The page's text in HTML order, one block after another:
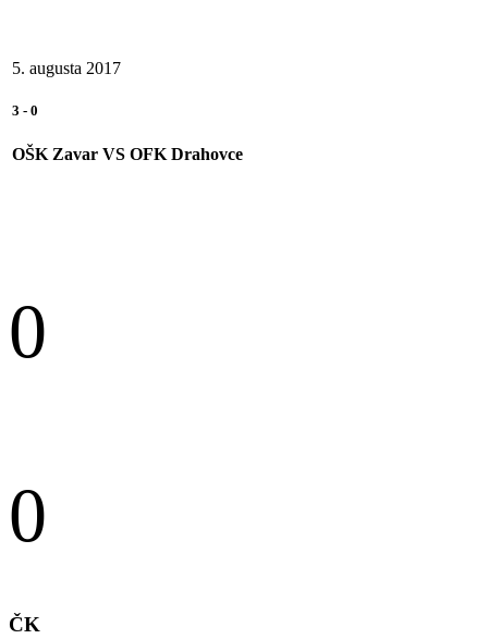
5. augusta 2017
3 - 0
OŠK Zavar VS OFK Drahovce
0
0
ČK